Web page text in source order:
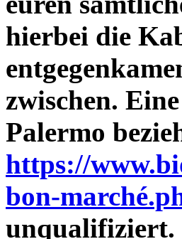
hierbei die
zwischen.
Palermo
https://
bon-
unqualifiziert.